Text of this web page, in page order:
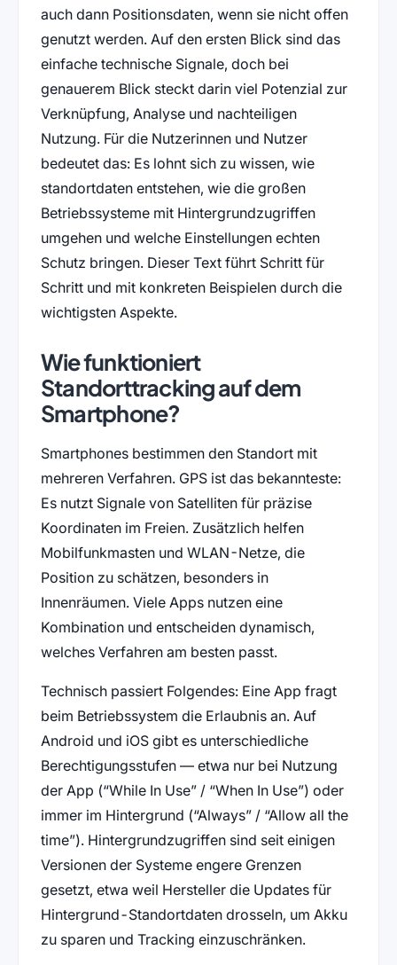
auch dann Positionsdaten, wenn sie nicht offen
genutzt werden. Auf den ersten Blick sind das
einfache technische Signale, doch bei
genauerem Blick steckt darin viel Potenzial zur
Verknüpfung, Analyse und nachteiligen
Nutzung. Für die Nutzerinnen und Nutzer
bedeutet das: Es lohnt sich zu wissen, wie
standortdaten entstehen, wie die großen
Betriebssysteme mit Hintergrundzugriffen
umgehen und welche Einstellungen echten
Schutz bringen. Dieser Text führt Schritt für
Schritt und mit konkreten Beispielen durch die
wichtigsten Aspekte.
Wie funktioniert
Standorttracking auf dem
Smartphone?
Smartphones bestimmen den Standort mit
mehreren Verfahren. GPS ist das bekannteste:
Es nutzt Signale von Satelliten für präzise
Koordinaten im Freien. Zusätzlich helfen
Mobilfunkmasten und WLAN-Netze, die
Position zu schätzen, besonders in
Innenräumen. Viele Apps nutzen eine
Kombination und entscheiden dynamisch,
welches Verfahren am besten passt.
Technisch passiert Folgendes: Eine App fragt
beim Betriebssystem die Erlaubnis an. Auf
Android und iOS gibt es unterschiedliche
Berechtigungsstufen — etwa nur bei Nutzung
der App (“While In Use” / “When In Use”) oder
immer im Hintergrund (“Always” / “Allow all the
time”). Hintergrundzugriffen sind seit einigen
Versionen der Systeme engere Grenzen
gesetzt, etwa weil Hersteller die Updates für
Hintergrund-Standortdaten drosseln, um Akku
zu sparen und Tracking einzuschränken.